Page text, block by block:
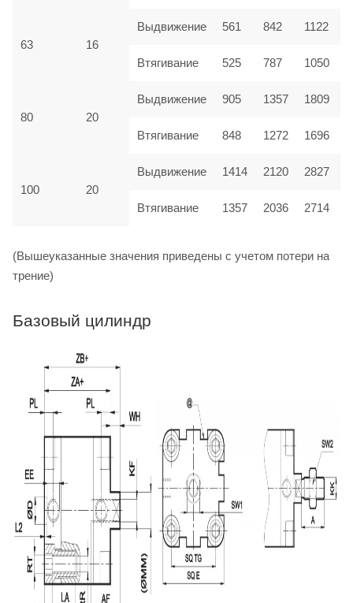
63 16
Выдвижение 561 842 1122
Втягивание 525 787 1050
80 20
Выдвижение 905 1357 1809
Втягивание 848 1272 1696
100 20
Выдвижение 1414 2120 2827
Втягивание 1357 2036 2714
(Вышеуказанные значения приведены с учетом потери на
трение)
Базовый цилиндр